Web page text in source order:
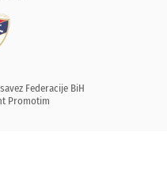
Federacije BiH
Promotim